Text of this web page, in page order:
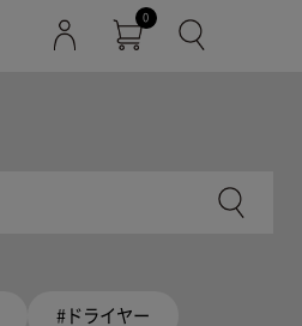
0
#ドライヤー